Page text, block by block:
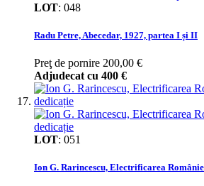
LOT: 048
Radu Petre, Abecedar, 1927, partea I și II
Preţ de pornire 200,00 €
Adjudecat cu 400 €
LOT: 051
Ion G. Rarincescu, Electrificarea